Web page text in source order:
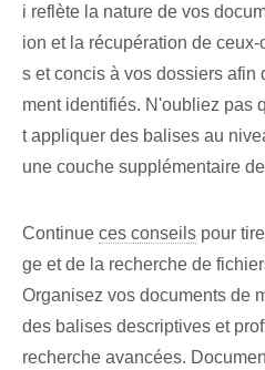
i reflète la nature de vos
ion et la récupération de
s et concis à vos dossiers afin
ment identifiés. N'oubliez pas
t appliquer des balises au
une couche supplémentaire
Continue ces conseils pour
ge⁢ et de la recherche de
Organisez vos documents de
des balises descriptives et
recherche avancées.